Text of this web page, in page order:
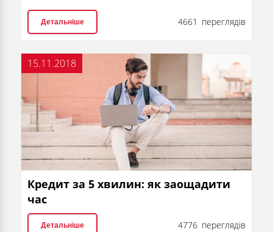
Детальніше 4661 переглядів
15.11.2018
Кредит за 5 хвилин: як заощадити
час
Детальніше 4776 переглядів